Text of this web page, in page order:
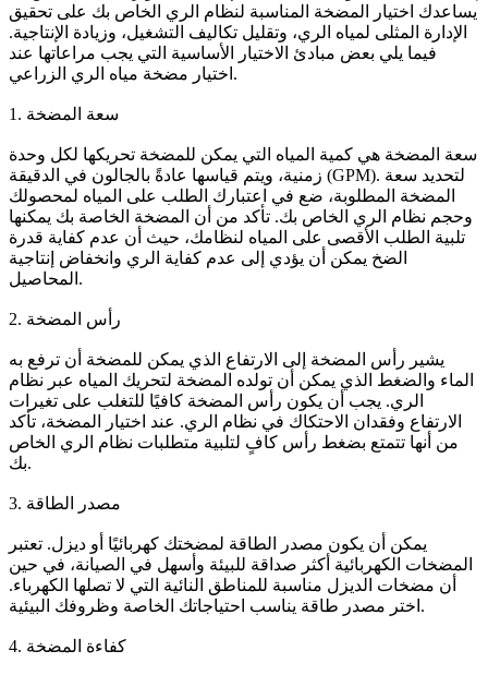
يساعدك اختيار المضخة المناسبة لنظام الري الخاص بك على تحقيق
الإدارة المثلى لمياه الري، وتقليل تكاليف التشغيل، وزيادة الإنتاجية.
فيما يلي بعض مبادئ الاختيار الأساسية التي يجب مراعاتها عند
اختيار مضخة مياه الري الزراعي.
1. سعة المضخة
سعة المضخة هي كمية المياه التي يمكن للمضخة تحريكها لكل وحدة
زمنية، ويتم قياسها عادةً بالجالون في الدقيقة (GPM). لتحديد سعة
المضخة المطلوبة، ضع في اعتبارك الطلب على المياه لمحصولك
وحجم نظام الري الخاص بك. تأكد من أن المضخة الخاصة بك يمكنها
تلبية الطلب الأقصى على المياه لنظامك، حيث أن عدم كفاية قدرة
الضخ يمكن أن يؤدي إلى عدم كفاية الري وانخفاض إنتاجية
المحاصيل.
2. رأس المضخة
يشير رأس المضخة إلى الارتفاع الذي يمكن للمضخة أن ترفع به
الماء والضغط الذي يمكن أن تولده المضخة لتحريك المياه عبر نظام
الري. يجب أن يكون رأس المضخة كافيًا للتغلب على تغيرات
الارتفاع وفقدان الاحتكاك في نظام الري. عند اختيار المضخة، تأكد
من أنها تتمتع بضغط رأس كافٍ لتلبية متطلبات نظام الري الخاص
بك.
3. مصدر الطاقة
يمكن أن يكون مصدر الطاقة لمضختك كهربائيًا أو ديزل. تعتبر
المضخات الكهربائية أكثر صداقة للبيئة وأسهل في الصيانة، في حين
أن مضخات الديزل مناسبة للمناطق النائية التي لا تصلها الكهرباء.
اختر مصدر طاقة يناسب احتياجاتك الخاصة وظروفك البيئية.
4. كفاءة المضخة